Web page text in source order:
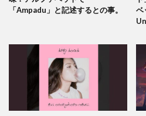
「Ampadu」と記述するとの事。
ベ